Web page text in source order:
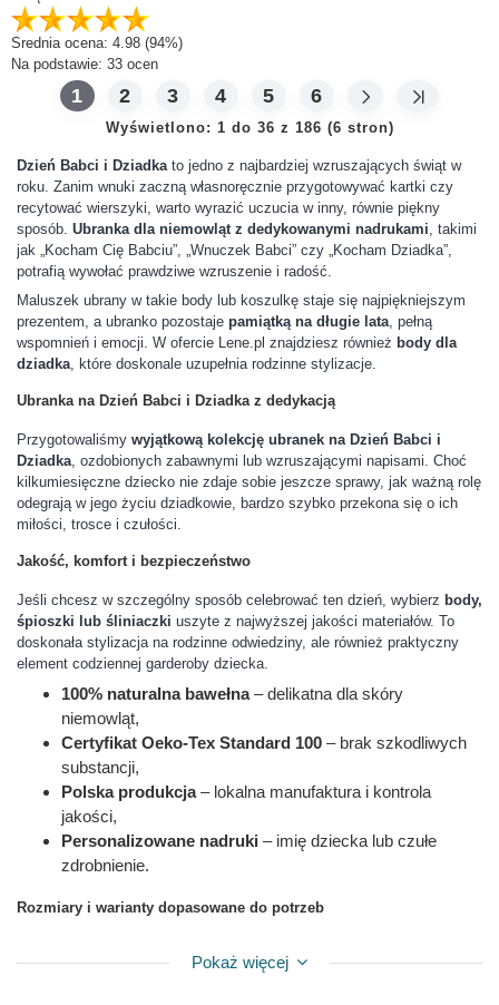
Srednia ocena: 4.98 (94%)
Na podstawie: 33 ocen
1 2 3 4 5 6
Wyświetlono: 1 do 36 z 186 (6 stron)
Dzień Babci i Dziadka to jedno z najbardziej wzruszających świąt w
roku. Zanim wnuki zaczną własnoręcznie przygotowywać kartki czy
recytować wierszyki, warto wyrazić uczucia w inny, równie piękny
sposób. Ubranka dla niemowląt z dedykowanymi nadrukami , takimi
jak „Kocham Cię Babciu”, „Wnuczek Babci” czy „Kocham Dziadka”,
potrafią wywołać prawdziwe wzruszenie i radość.
Maluszek ubrany w takie body lub koszulkę staje się najpiękniejszym
prezentem, a ubranko pozostaje pamiątką na długie lata , pełną
wspomnień i emocji. W ofercie Lene.pl znajdziesz również body dla
dziadka , które doskonale uzupełnia rodzinne stylizacje.
Ubranka na Dzień Babci i Dziadka z dedykacją
Przygotowaliśmy wyjątkową kolekcję ubranek na Dzień Babci i
Dziadka , ozdobionych zabawnymi lub wzruszającymi napisami. Choć
kilkumiesięczne dziecko nie zdaje sobie jeszcze sprawy, jak ważną rolę
odegrają w jego życiu dziadkowie, bardzo szybko przekona się o ich
miłości, trosce i czułości.
Jakość, komfort i bezpieczeństwo
Jeśli chcesz w szczególny sposób celebrować ten dzień, wybierz body,
śpioszki lub śliniaczki uszyte z najwyższej jakości materiałów. To
doskonała stylizacja na rodzinne odwiedziny, ale również praktyczny
element codziennej garderoby dziecka.
100% naturalna bawełna– delikatna dla skóry
niemowląt,
Certyfikat Oeko-Tex Standard 100 – brak szkodliwych
substancji,
Polska produkcja– lokalna manufaktura i kontrola
jakości,
Personalizowane nadruki – imię dziecka lub czułe
zdrobnienie.
Rozmiary i warianty dopasowane do potrzeb
Body i koszulki oferujemy w wersjiz krótkim lub długim rękawem,
Pokaż więcej